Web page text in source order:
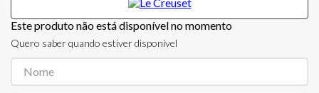
Este produto não está disponível no momento
Quero saber quando estiver disponível